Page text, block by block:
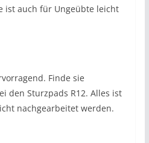
ist auch für Ungeübte leicht
Finde sie
den Sturzpads R12. Alles ist
nachgearbeitet werden.